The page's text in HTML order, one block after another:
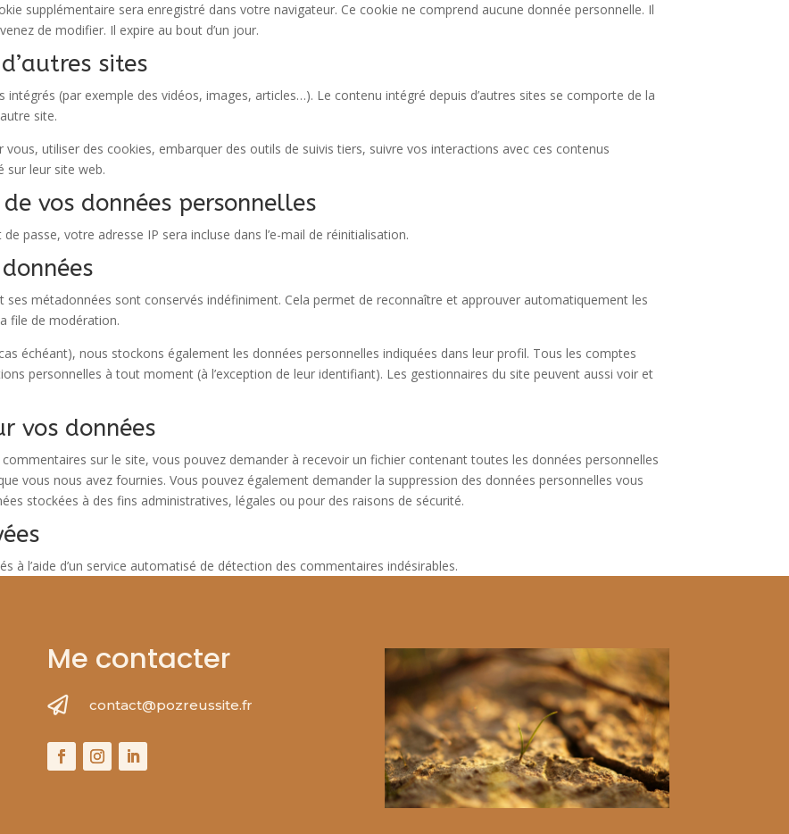
supplémentaire sera enregistré dans votre navigateur. Ce cookie ne comprend aucune donnée personnelle. Il
de modifier. Il expire au bout d’un jour.
sites
(par exemple des vidéos, images, articles…). Le contenu intégré depuis d’autres sites se comporte de la
site.
utiliser des cookies, embarquer des outils de suivis tiers, suivre vos interactions avec ces contenus
sur leur site web.
vos données personnelles
passe, votre adresse IP sera incluse dans l’e-mail de réinitialisation.
métadonnées sont conservés indéfiniment. Cela permet de reconnaître et approuver automatiquement les
file de modération.
échéant), nous stockons également les données personnelles indiquées dans leur profil. Tous les comptes
personnelles à tout moment (à l’exception de leur identifiant). Les gestionnaires du site peuvent aussi voir et
vos données
sur le site, vous pouvez demander à recevoir un fichier contenant toutes les données personnelles
vous nous avez fournies. Vous pouvez également demander la suppression des données personnelles vous
stockées à des fins administratives, légales ou pour des raisons de sécurité.
à l’aide d’un service automatisé de détection des commentaires indésirables.
Me contacter
 contact@pozreussite.fr